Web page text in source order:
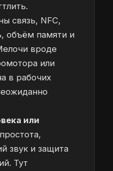
связь, NFC,
объём памяти и
вроде
или
в рабочих
или
звук и защита
Тут